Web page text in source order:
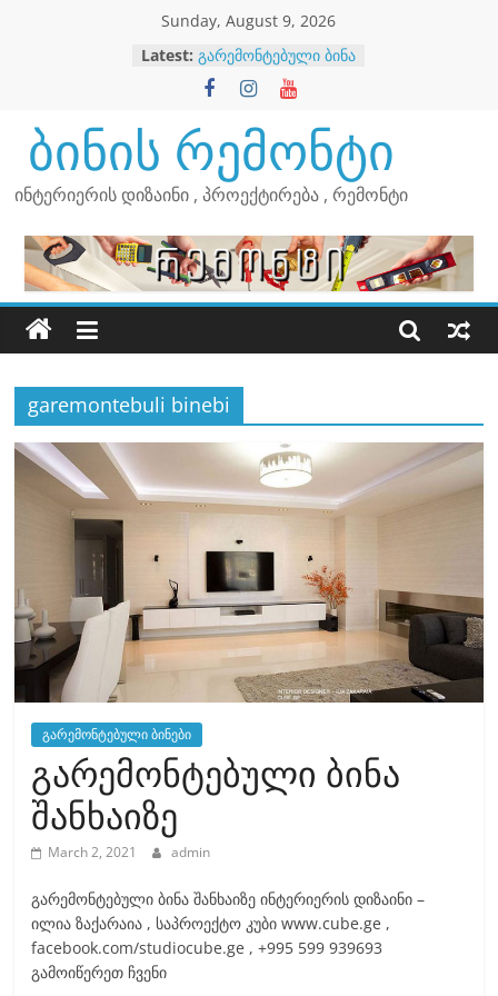
Sunday, August 9, 2026
Latest: გარემონტებული ბინა
გარემონტებული ბინა
გარემონტებული ბინა
გარემონტებული ბინა
ბინის რემონტი
ინტერიერის დიზაინი , პროექტირება , რემონტი
garemontebuli binebi
გარემონტებული ბინები
გარემონტებული ბინა
შანხაიზე
March 2, 2021 admin
გარემონტებული ბინა შანხაიზე ინტერიერის დიზაინი –
ილია ზაქარაია , საპროექტო კუბი www.cube.ge ,
facebook.com/studiocube.ge , +995 599 939693
გამოიწერეთ ჩვენი